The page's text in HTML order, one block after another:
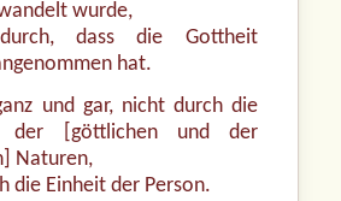
wurde,
dass die Gottheit
hat.
und gar, nicht durch die
der [göttlichen und der
Naturen,
die Einheit der Person.